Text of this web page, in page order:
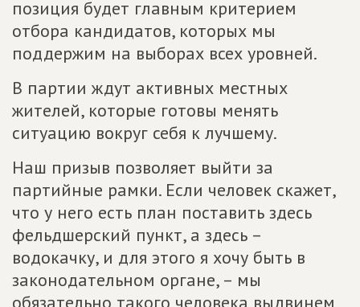
позиция будет главным критерием
отбора кандидатов, которых мы
поддержим на выборах всех уровней.
В партии ждут активных местных
жителей, которые готовы менять
ситуацию вокруг себя к лучшему.
Наш призыв позволяет выйти за
партийные рамки. Если человек скажет,
что у него есть план поставить здесь
фельдшерский пункт, а здесь –
водокачку, и для этого я хочу быть в
законодательном органе, – мы
обязательно такого человека выдвинем